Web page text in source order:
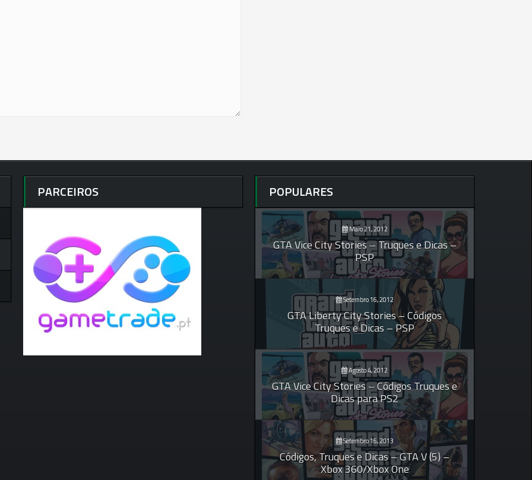
PARCEIROS POPULARES
Maio 21, 2012
GTA Vice City Stories – Truques e Dicas –
PSP
Setembro 16, 2012
GTA Liberty City Stories – Códigos
Truques e Dicas – PSP
Agosto 4, 2012
GTA Vice City Stories – Códigos Truques e
Dicas para PS2
Setembro 16, 2013
Códigos, Truques e Dicas – GTA V (5) –
Xbox 360/Xbox One